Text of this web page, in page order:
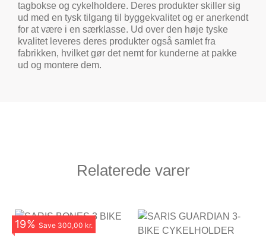
tagbokse og cykelholdere. Deres produkter skiller sig
ud med en tysk tilgang til byggekvalitet og er anerkendt
for at være i en særklasse. Ud over den høje tyske
kvalitet leveres deres produkter også samlet fra
fabrikken, hvilket gør det nemt for kunderne at pakke
ud og montere dem.
Relaterede varer
19% Save 300,00 kr.